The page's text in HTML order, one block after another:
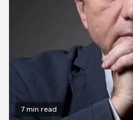
7 min read